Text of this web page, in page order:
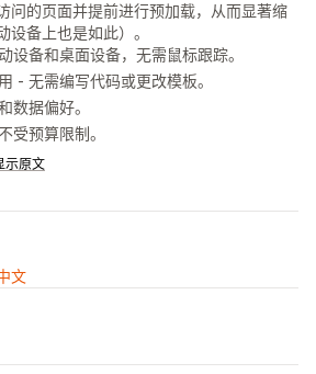
问的页面并提前进行预加载，从而显著缩
备上也是如此）。
设备和桌面设备，无需鼠标跟踪。
- 无需编写代码或更改模板。
数据偏好。
受预算限制。
示原文
文